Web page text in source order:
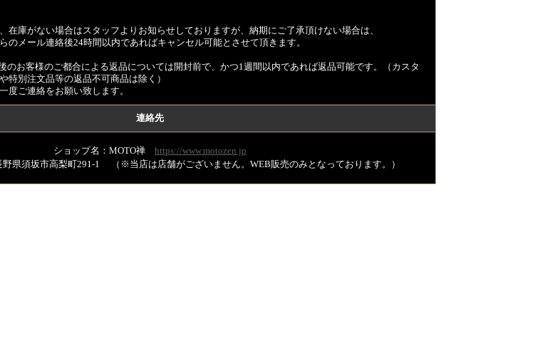
在庫がない場合はスタッフよりお知らせしておりますが、納期にご了承頂けない場合は、
のメール連絡後24時間以内であればキャンセル可能とさせて頂きます。
のお客様のご都合による返品については開封前で、かつ1週間以内であれば返品可能です。（カスタ
特別注文品等の返品不可商品は除く）
度ご連絡をお願い致します。
連絡先
ショップ名：MOTO禅 https://www.motozen.jp
県須坂市高梨町291-1 （※当店は店舗がございません。WEB販売のみとなっております。）